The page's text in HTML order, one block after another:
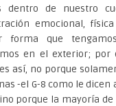
dentro de nuestro
emocional,
forma que
en el exterior; por
así, no porque
-el G-8 como le dicen
porque la mayoría